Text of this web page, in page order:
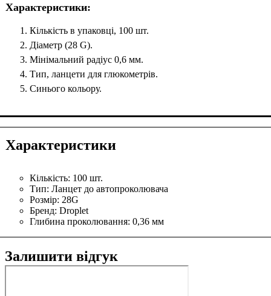
Характеристики:
Кількість в упаковці, 100 шт.
Діаметр (28 G).
Мінімальний радіус 0,6 мм.
Тип, ланцети для глюкометрів.
Синього кольору.
Характеристики
Кількість: 100 шт.
Тип: Ланцет до автопроколювача
Розмір: 28G
Бренд: Droplet
Глибина проколювання: 0,36 мм
Залишити відгук